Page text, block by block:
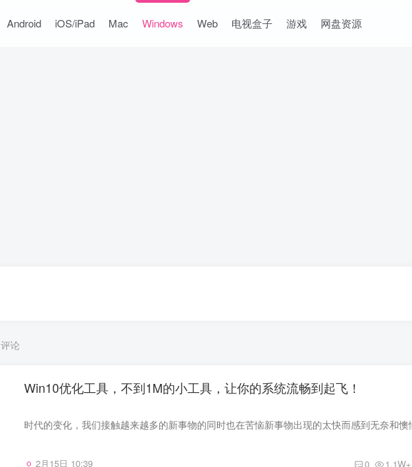
Android iOS/iPad Mac Windows Web 电视盒子 游戏 网盘资源
评论
Win10优化工具，不到1M的小工具，让你的系统流畅到起飞！
2月15日 10:39 0 1.1W+